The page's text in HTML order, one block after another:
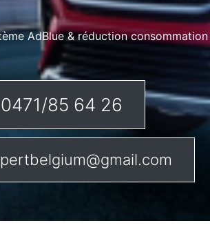
AdBlue & réduction consommation
0471/85 64 26